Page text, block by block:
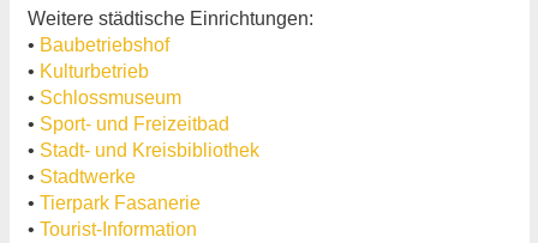
Weitere städtische Einrichtungen:
• Baubetriebshof
• Kulturbetrieb
• Schlossmuseum
• Sport- und Freizeitbad
• Stadt- und Kreisbibliothek
• Stadtwerke
• Tierpark Fasanerie
• Tourist-Information